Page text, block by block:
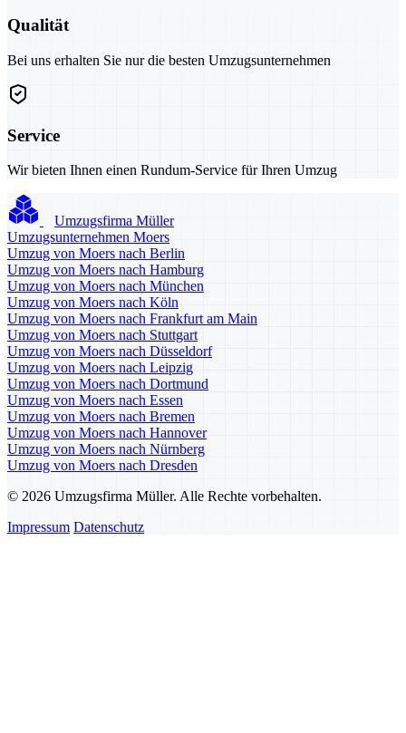
Qualität
Bei uns erhalten Sie nur die besten Umzugsunternehmen
Service
Wir bieten Ihnen einen Rundum-Service für Ihren Umzug
Umzugsfirma Müller
Umzugsunternehmen Moers
Umzug von Moers nach Berlin
Umzug von Moers nach Hamburg
Umzug von Moers nach München
Umzug von Moers nach Köln
Umzug von Moers nach Frankfurt am Main
Umzug von Moers nach Stuttgart
Umzug von Moers nach Düsseldorf
Umzug von Moers nach Leipzig
Umzug von Moers nach Dortmund
Umzug von Moers nach Essen
Umzug von Moers nach Bremen
Umzug von Moers nach Hannover
Umzug von Moers nach Nürnberg
Umzug von Moers nach Dresden
© 2026 Umzugsfirma Müller. Alle Rechte vorbehalten.
Impressum Datenschutz